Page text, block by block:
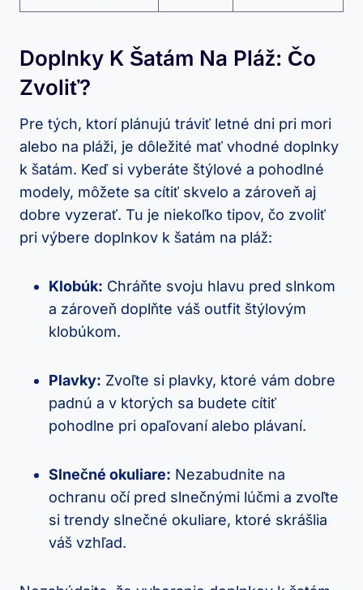
Doplnky K Šatám Na Pláž: Čo
Zvoliť?
Pre tých, ktorí plánujú tráviť letné dni pri mori
alebo na pláži, je dôležité mať vhodné doplnky
k šatám. Keď si vyberáte štýlové a pohodlné
modely, môžete sa cítiť skvelo a zároveň aj
dobre vyzerať. Tu je niekoľko tipov, čo zvoliť
pri výbere doplnkov k šatám na pláž:
Klobúk: Chráňte svoju hlavu pred slnkom
a zároveň doplňte váš outfit štýlovým
klobúkom.
Plavky: Zvoľte si plavky, ktoré vám dobre
padnú a v ktorých sa budete cítiť
pohodlne pri opaľovaní alebo plávaní.
Slnečné okuliare: Nezabudnite na
ochranu očí pred slnečnými lúčmi a zvoľte
si trendy slnečné okuliare, ktoré skrášlia
váš vzhľad.